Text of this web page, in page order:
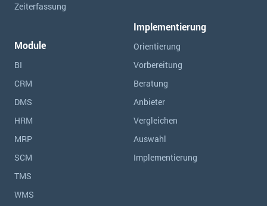
Zeiterfassung
Module
BI
CRM
DMS
HRM
MRP
SCM
TMS
WMS
Implementierung
Orientierung
Vorbereitung
Beratung
Anbieter
Vergleichen
Auswahl
Implementierung